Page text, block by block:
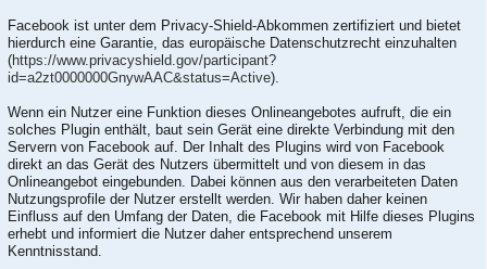
Facebook ist unter dem Privacy-Shield-Abkommen zertifiziert und bietet
hierdurch eine Garantie, das europäische Datenschutzrecht einzuhalten
(https://www.privacyshield.gov/participant?
id=a2zt0000000GnywAAC&status=Active).
Wenn ein Nutzer eine Funktion dieses Onlineangebotes aufruft, die ein
solches Plugin enthält, baut sein Gerät eine direkte Verbindung mit den
Servern von Facebook auf. Der Inhalt des Plugins wird von Facebook
direkt an das Gerät des Nutzers übermittelt und von diesem in das
Onlineangebot eingebunden. Dabei können aus den verarbeiteten Daten
Nutzungsprofile der Nutzer erstellt werden. Wir haben daher keinen
Einfluss auf den Umfang der Daten, die Facebook mit Hilfe dieses Plugins
erhebt und informiert die Nutzer daher entsprechend unserem
Kenntnisstand.